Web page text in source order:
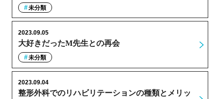
未分類
大好きだったM先生との再会
2023.09.05
未分類
整形外科でのリハビリテーションの種類とメリッ
2023.09.04